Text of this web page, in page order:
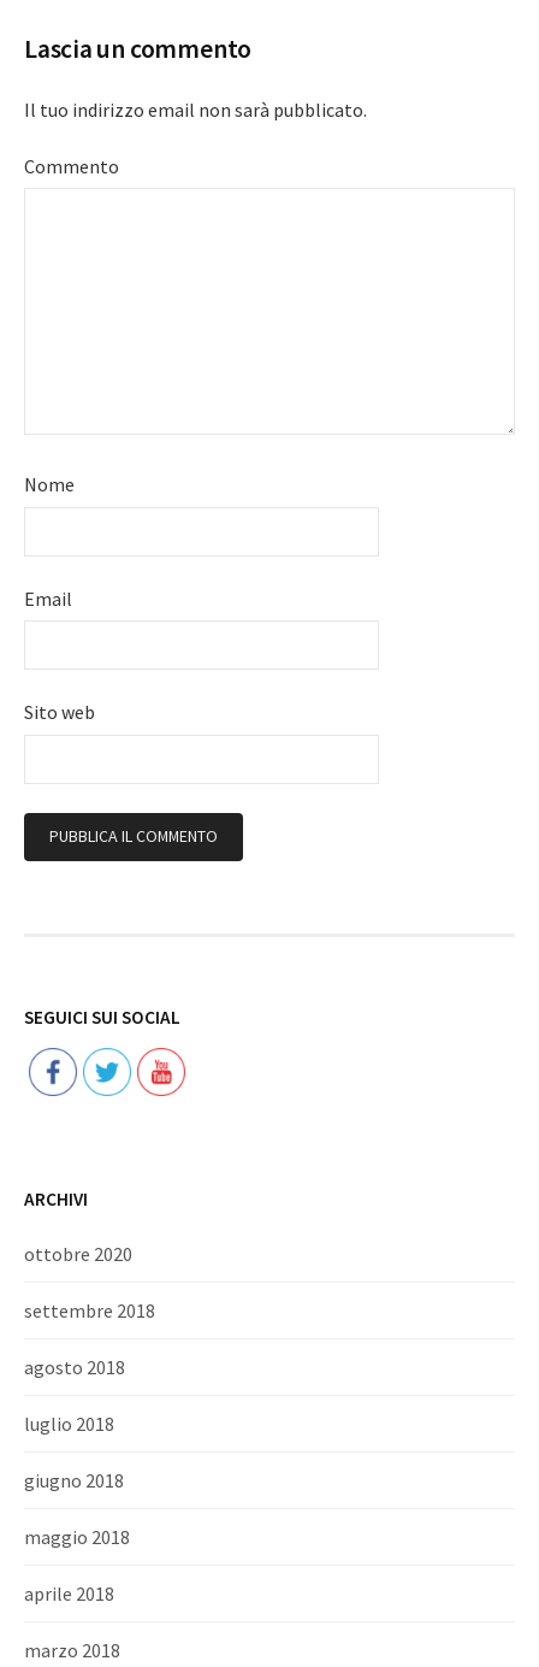
Lascia un commento
Il tuo indirizzo email non sarà pubblicato.
Commento
Nome
Email
Sito web
SEGUICI SUI SOCIAL
ARCHIVI
ottobre 2020
settembre 2018
agosto 2018
luglio 2018
giugno 2018
maggio 2018
aprile 2018
marzo 2018